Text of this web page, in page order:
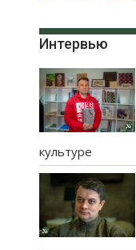
Интервью
культуре